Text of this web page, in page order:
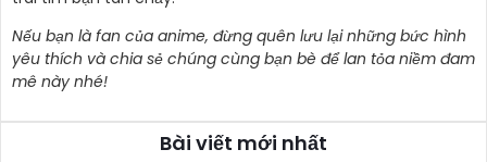
Nếu bạn là fan của anime, đừng quên lưu lại những bức hình
yêu thích và chia sẻ chúng cùng bạn bè để lan tỏa niềm đam
mê này nhé!
Bài viết mới nhất